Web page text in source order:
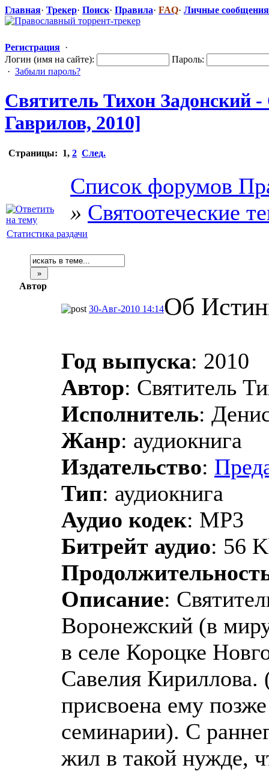
Главная· Трекер· Поиск· Правила· FAQ· Личные сообщения
Регистрация ·
Логин (имя на сайте):
Пароль:
· Забыли пароль?
Святитель Тихон Задонский
Гаврилов, 2010]
Страницы: 1, 2 След.
Список форумов
» Святоотеческие
Статистика раздачи
Автор
30-Авг-2010 14:14Об
Год выпуска: 2010
Автор: Святитель
Исполнитель:
Жанр: аудиокнига
Издательство:
Тип: аудиокнига
Аудио кодек: MP3
Битрейт аудио: 56
Описание:
Воронежский (в
в селе Короцке
Савелия
присвоена ему
семинарии). С
жил в такой нужде,